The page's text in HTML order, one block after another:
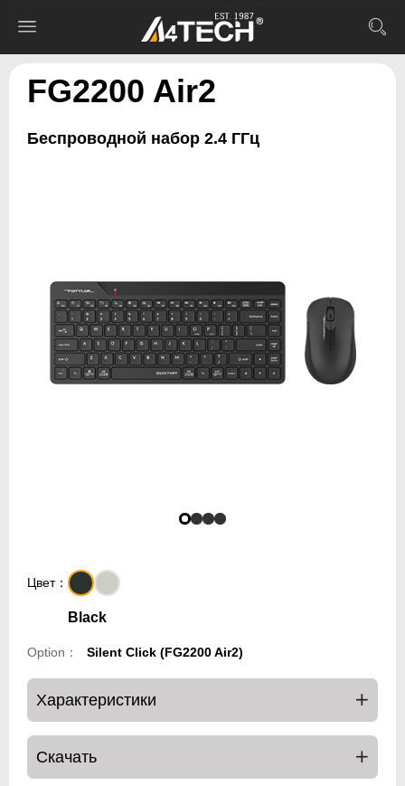
FG2200 Air2
Беспроводной набор 2.4 ГГц
Цвет：
Black
Option： Silent Click (FG2200 Air2)
Характеристики
Скачать